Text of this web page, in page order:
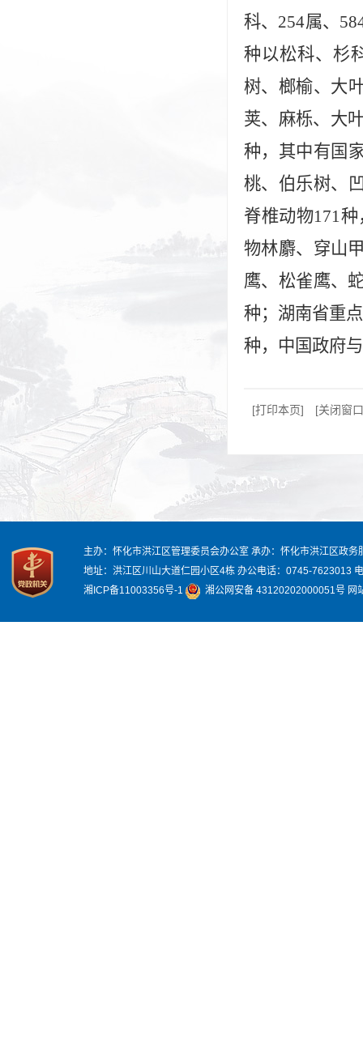
科、254属、
种以松科、杉
树、榔榆、大
荚、麻栎、大
种，其中有国
桃、伯乐树、
脊椎动物171
物林麝、穿山
鹰、松雀鹰、
种；湖南省重
种，中国政府
[打印本页] [关闭窗
主办：怀化市洪江区管理委员会办公室 承办：怀化市洪江区政务
地址：洪江区川山大道仁园小区4栋 办公电话：0745-7623013
湘ICP备11003356号-1
湘公网安备 43120202000051号 网